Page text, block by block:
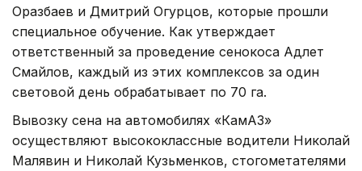
Оразбаев и Дмитрий Огурцов, которые прошли
специальное обучение. Как утверждает
ответственный за проведение сенокоса Адлет
Смайлов, каждый из этих комплексов за один
световой день обрабатывает по 70 га.
Вывозку сена на автомобилях «КамАЗ»
осуществляют высококлассные водители Николай
Малявин и Николай Кузьменков, стогометателями